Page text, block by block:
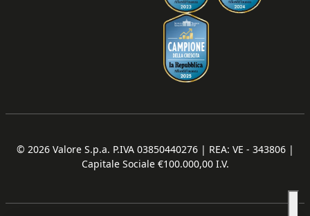
© 2026 Valore S.p.a. P.IVA 03850440276 | REA: VE - 343806 |
Capitale Sociale €100.000,00 I.V.